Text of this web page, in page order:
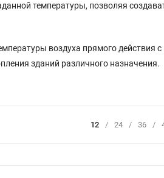
температуры, позволяя
воздуха прямого действия
зданий различного назначения.
12 / 24 / 36 /